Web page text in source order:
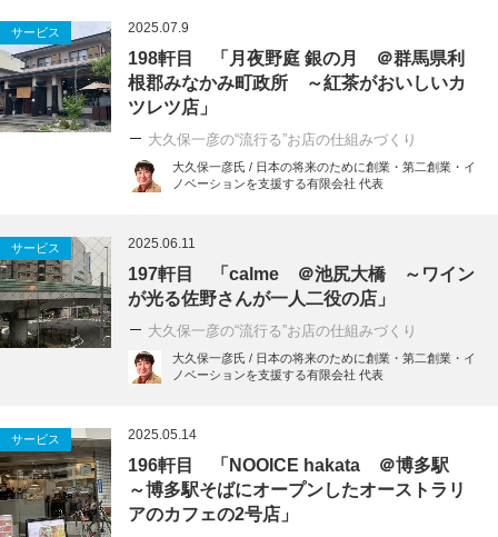
サービス 2025.07.9
198軒目 「月夜野庭 銀の月 ＠群馬県利
根郡みなかみ町政所 ～紅茶がおいしいカ
ツレツ店」
大久保一彦の“流行る”お店の仕組みづくり
大久保一彦氏 / 日本の将来のために創業・第二創業・イ
ノベーションを支援する有限会社 代表
サービス 2025.06.11
197軒目 「calme ＠池尻大橋 ～ワイン
が光る佐野さんが一人二役の店」
大久保一彦の“流行る”お店の仕組みづくり
大久保一彦氏 / 日本の将来のために創業・第二創業・イ
ノベーションを支援する有限会社 代表
サービス 2025.05.14
196軒目 「NOOICE hakata ＠博多駅
～博多駅そばにオープンしたオーストラリ
アのカフェの2号店」